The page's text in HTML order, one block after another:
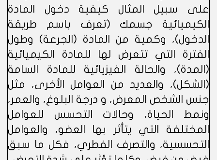
على سبيل المثال كيفية دخول المادة
الكيميائية جسمك (تعرف باسم طريقة
الدخول)، وكمية من المادة (الجرعة) وطول
الفترة التي تتعرض لها للمادة الكيميائية
(المدة)، والحالة الفيزيائية للمادة السامة
(الشكل)، والعديد من العوامل الأخرى، مثل
جنس الشخص المعرض، و درجة البلوغ، والعمر،
ونمط الحياة، وحالات التحسس للعوامل
المختلفة التي يتأثر بها العضو، والعوامل
التحسسية، والتصرف الفطري، فكل ما سبق